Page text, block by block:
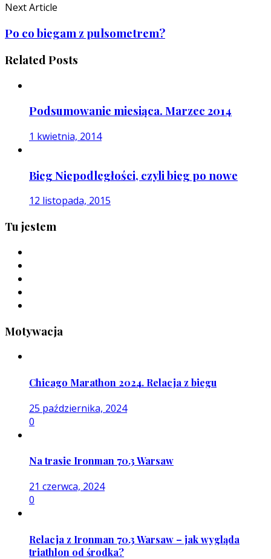
Next Article
Po co biegam z pulsometrem?
Related Posts
Podsumowanie miesiąca. Marzec 2014
1 kwietnia, 2014
Bieg Niepodległości, czyli bieg po nowe
12 listopada, 2015
Tu jestem
Motywacja
Chicago Marathon 2024. Relacja z biegu
25 października, 2024
0
Na trasie Ironman 70.3 Warsaw
21 czerwca, 2024
0
Relacja z Ironman 70.3 Warsaw – jak wygląda
triathlon od środka?